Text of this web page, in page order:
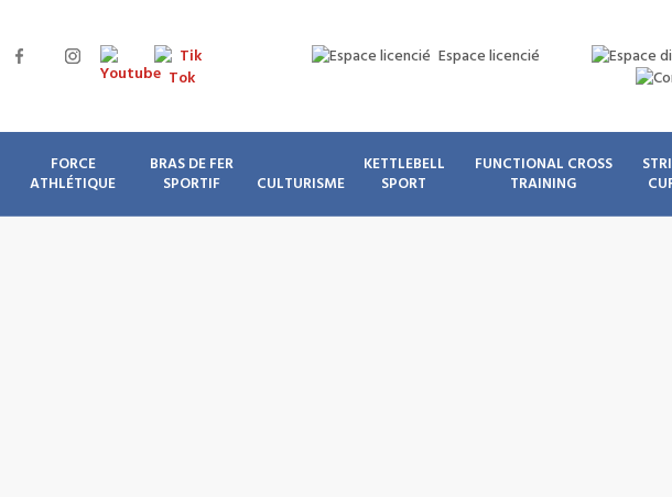
Espace licencié
FORCE
ATHLÉTIQUE
BRAS DE FER
SPORTIF
CULTURISME
KETTLEBELL
SPORT
FUNCTIONAL CROSS
TRAINING